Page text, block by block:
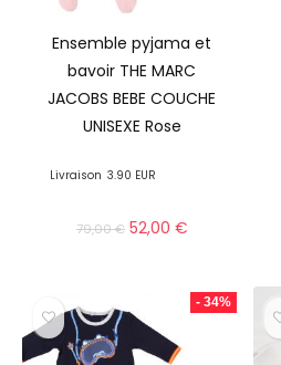
Ensemble pyjama et
bavoir THE MARC
JACOBS BEBE COUCHE
UNISEXE Rose
Livraison 3.90 EUR
79,00€ 52,00 €
- 34%